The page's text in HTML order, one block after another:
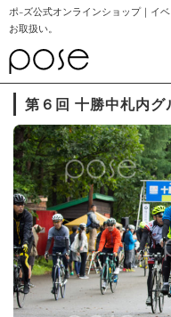
ポ-ズ公式オンラインショップ｜イ
お取扱い。
第６回 十勝中札内グ